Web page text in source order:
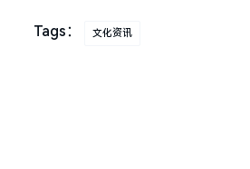
Tags： 文化资讯